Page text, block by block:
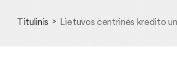
Titulinis Lietuvos centrinės kredito